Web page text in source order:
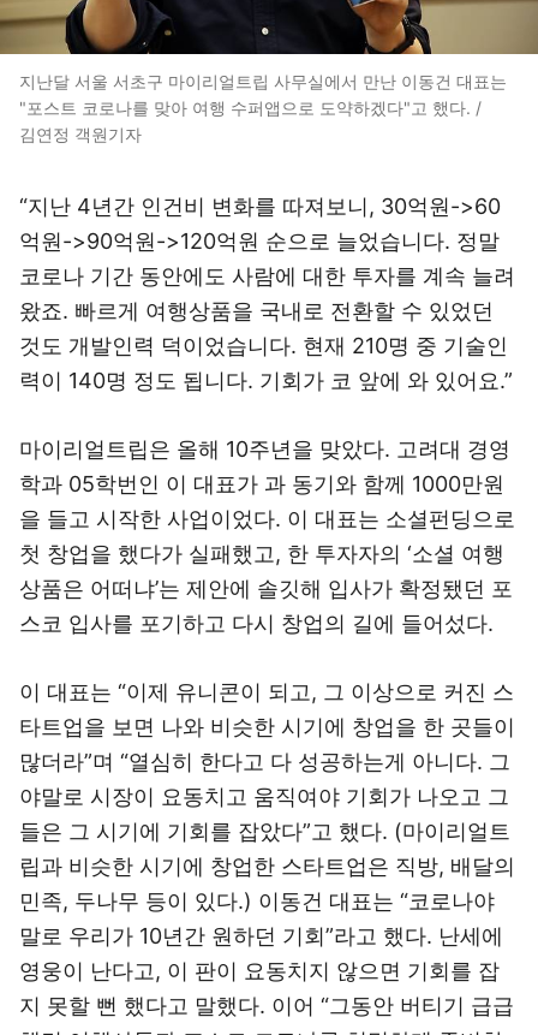
지난달 서울 서초구 마이리얼트립 사무실에서 만난 이동건 대표는
"포스트 코로나를 맞아 여행 수퍼앱으로 도약하겠다"고 했다. /
김연정 객원기자
“지난 4년간 인건비 변화를 따져보니, 30억원->60
억원->90억원->120억원 순으로 늘었습니다. 정말
코로나 기간 동안에도 사람에 대한 투자를 계속 늘려
왔죠. 빠르게 여행상품을 국내로 전환할 수 있었던
것도 개발인력 덕이었습니다. 현재 210명 중 기술인
력이 140명 정도 됩니다. 기회가 코 앞에 와 있어요.”
마이리얼트립은 올해 10주년을 맞았다. 고려대 경영
학과 05학번인 이 대표가 과 동기와 함께 1000만원
을 들고 시작한 사업이었다. 이 대표는 소셜펀딩으로
첫 창업을 했다가 실패했고, 한 투자자의 ‘소셜 여행
상품은 어떠냐’는 제안에 솔깃해 입사가 확정됐던 포
스코 입사를 포기하고 다시 창업의 길에 들어섰다.
이 대표는 “이제 유니콘이 되고, 그 이상으로 커진 스
타트업을 보면 나와 비슷한 시기에 창업을 한 곳들이
많더라”며 “열심히 한다고 다 성공하는게 아니다. 그
야말로 시장이 요동치고 움직여야 기회가 나오고 그
들은 그 시기에 기회를 잡았다”고 했다. (마이리얼트
립과 비슷한 시기에 창업한 스타트업은 직방, 배달의
민족, 두나무 등이 있다.) 이동건 대표는 “코로나야
말로 우리가 10년간 원하던 기회”라고 했다. 난세에
영웅이 난다고, 이 판이 요동치지 않으면 기회를 잡
지 못할 뻔 했다고 말했다. 이어 “그동안 버티기 급급